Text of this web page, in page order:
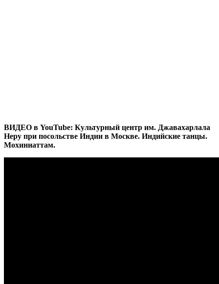
ВИДЕО в YouTube: Культурный центр им. Джавахарлала
Неру при посольстве Индии в Москве. Индийские танцы.
Мохиниаттам.